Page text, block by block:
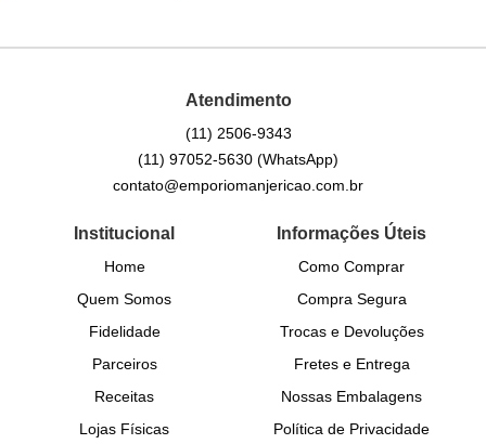
Atendimento
(11) 2506-9343
(11) 97052-5630(WhatsApp)
contato@emporiomanjericao.com.br
Institucional
Home
Quem Somos
Fidelidade
Parceiros
Receitas
Lojas Físicas
Informações Úteis
Como Comprar
Compra Segura
Trocas e Devoluções
Fretes e Entrega
Nossas Embalagens
Política de Privacidade